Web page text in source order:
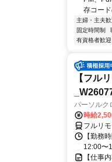
存コー
主婦・主夫歓
固定時間制
有資格者歓迎
【フル
パーソルク
時給
フルリモ
【勤務
12:00〜
【仕事